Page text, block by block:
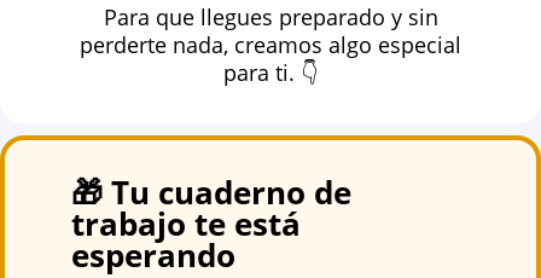
Para que llegues preparado y sin
perderte nada, creamos algo especial
para ti. 👇
🎁 Tu cuaderno de
trabajo te está
esperando